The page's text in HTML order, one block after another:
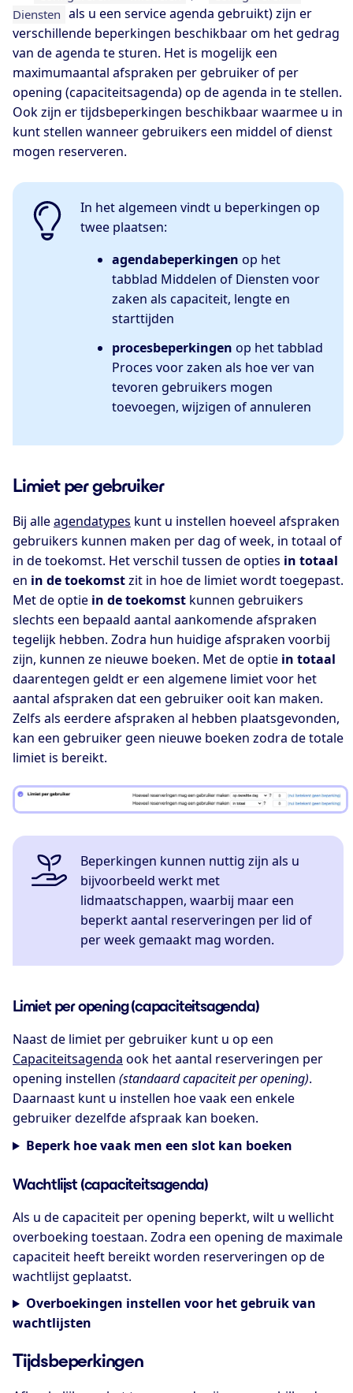
Diensten als u een service agenda gebruikt) zijn er
verschillende beperkingen beschikbaar om het gedrag
van de agenda te sturen. Het is mogelijk een
maximumaantal afspraken per gebruiker of per
opening (capaciteitsagenda) op de agenda in te stellen.
Ook zijn er tijdsbeperkingen beschikbaar waarmee u in
kunt stellen wanneer gebruikers een middel of dienst
mogen reserveren.
In het algemeen vindt u beperkingen op
twee plaatsen:
agendabeperkingen op het
tabblad Middelen of Diensten voor
zaken als capaciteit, lengte en
starttijden
procesbeperkingen op het tabblad
Proces voor zaken als hoe ver van
tevoren gebruikers mogen
toevoegen, wijzigen of annuleren
Limiet per gebruiker
Bij alleagendatypes kunt u instellen hoeveel afspraken
gebruikers kunnen maken per dag of week, in totaal of
in de toekomst. Het verschil tussen de opties in totaal
en in de toekomstzit in hoe de limiet wordt toegepast.
Met de optie in de toekomst kunnen gebruikers
slechts een bepaald aantal aankomende afspraken
tegelijk hebben. Zodra hun huidige afspraken voorbij
zijn, kunnen ze nieuwe boeken. Met de optie in totaal
daarentegen geldt er een algemene limiet voor het
aantal afspraken dat een gebruiker ooit kan maken.
Zelfs als eerdere afspraken al hebben plaatsgevonden,
kan een gebruiker geen nieuwe boeken zodra de totale
limiet is bereikt.
Beperkingen kunnen nuttig zijn als u
bijvoorbeeld werkt met
lidmaatschappen, waarbij maar een
beperkt aantal reserveringen per lid of
per week gemaakt mag worden.
Limiet per opening (capaciteitsagenda)
Naast de limiet per gebruiker kunt u op een
Capaciteitsagenda ook het aantal reserveringen per
opening instellen (standaard capaciteit per opening).
Daarnaast kunt u instellen hoe vaak een enkele
gebruiker dezelfde afspraak kan boeken.
Beperk hoe vaak men een slot kan boeken
Wachtlijst (capaciteitsagenda)
Als u de capaciteit per opening beperkt, wilt u wellicht
overboeking toestaan. Zodra een opening de maximale
capaciteit heeft bereikt worden reserveringen op de
wachtlijst geplaatst.
Overboekingen instellen voor het gebruik van
wachtlijsten
Tijdsbeperkingen